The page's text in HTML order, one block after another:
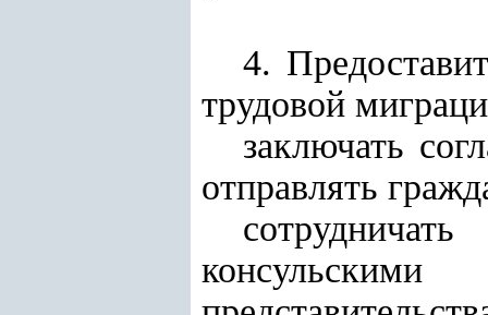
4.
трудовой
заключать
отправлять